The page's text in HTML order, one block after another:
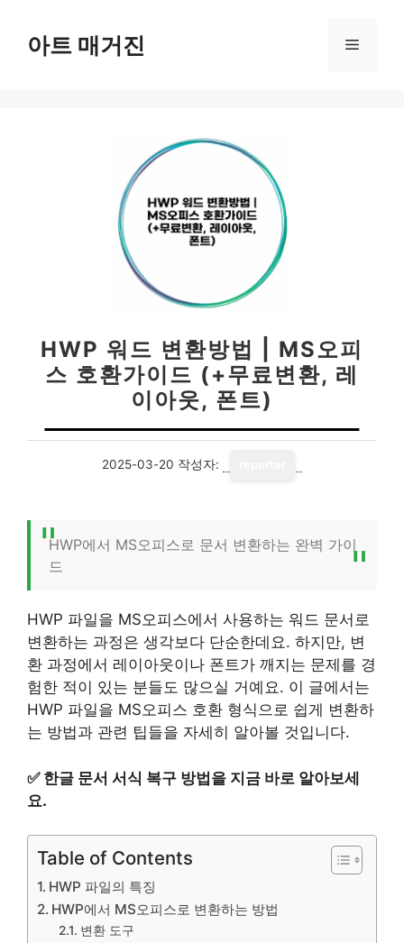
아트 매거진 메
HWP 워드 변환방법 | MS오피
스 호환가이드 (+무료변환, 레
이아웃, 폰트)
2025-03-20 작성자:
HWP에서 MS오피스로 문서 변환하는 완벽 가이
드
HWP 파일을 MS오피스에서 사용하는 워드 문서로
변환하는 과정은 생각보다 단순한데요. 하지만, 변
환 과정에서 레이아웃이나 폰트가 깨지는 문제를 경
험한 적이 있는 분들도 많으실 거예요. 이 글에서는
HWP 파일을 MS오피스 호환 형식으로 쉽게 변환하
는 방법과 관련 팁들을 자세히 알아볼 것입니다.
✅ 한글 문서 서식 복구 방법을 지금 바로 알아보세
요.
Table of Contents
HWP 파일의 특징
HWP에서 MS오피스로 변환하는 방법
변환 도구